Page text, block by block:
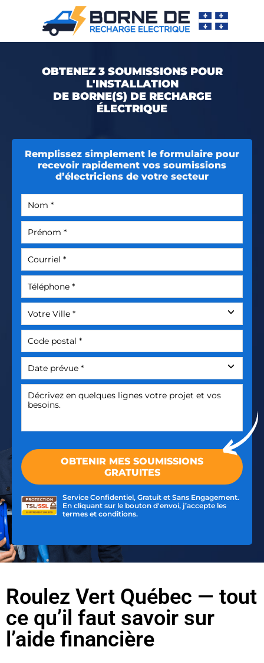
OBTENEZ 3 SOUMISSIONS POUR
L'INSTALLATION
DE BORNE(S) DE RECHARGE
ÉLECTRIQUE
Remplissez simplement le formulaire pour
recevoir rapidement vos soumissions
d’électriciens de votre secteur
Service Confidentiel, Gratuit et Sans Engagement.
En cliquant sur le bouton d'envoi, j’accepte les
termes et conditions.
Roulez Vert Québec — tout
ce qu’il faut savoir sur
l’aide financière